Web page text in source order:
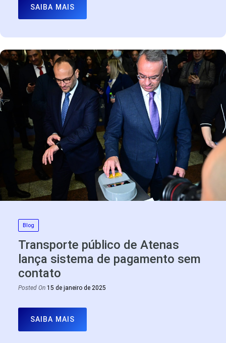
SAIBA MAIS
Blog
Transporte público de Atenas
lança sistema de pagamento sem
contato
Posted On 15 de janeiro de 2025
SAIBA MAIS